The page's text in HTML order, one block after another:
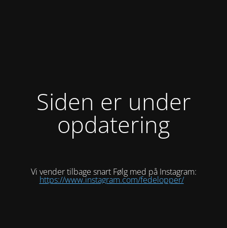
Siden er under
opdatering
Vi vender tilbage snart Følg med på Instagram:
https://www.instagram.com/fedelopper/